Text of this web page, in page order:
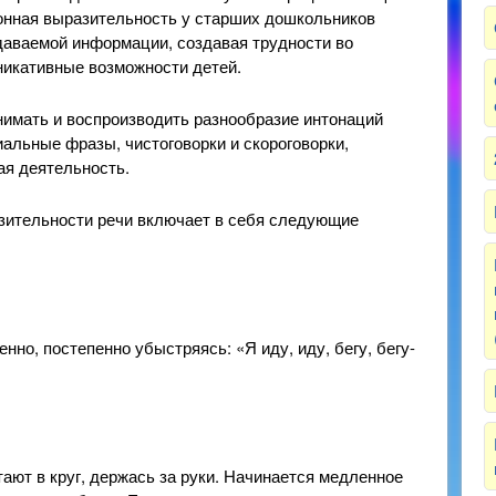
выразительность у старших дошкольников
информации, создавая трудности во
возможности детей.
и воспроизводить разнообразие интонаций
фразы, чистоговорки и скороговорки,
деятельность.
речи включает в себя следующие
постепенно убыстряясь: «Я иду, иду, бегу, бегу-
в круг, держась за руки. Начинается медленное